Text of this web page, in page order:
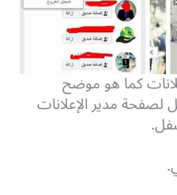
كما هو موضح
لصفحة مدير الإعلانات